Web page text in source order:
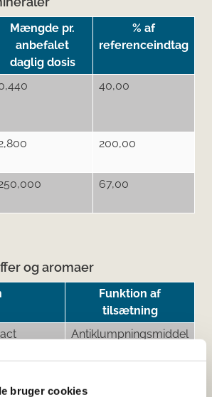
bruger cookies
Mængde pr.
anbefalet
daglig dosis
% af
referenceindtag
40,00
200,00
67,00
og aromaer
Funktion af
tilsætning
Antiklumpningsmiddel
Øvrigt